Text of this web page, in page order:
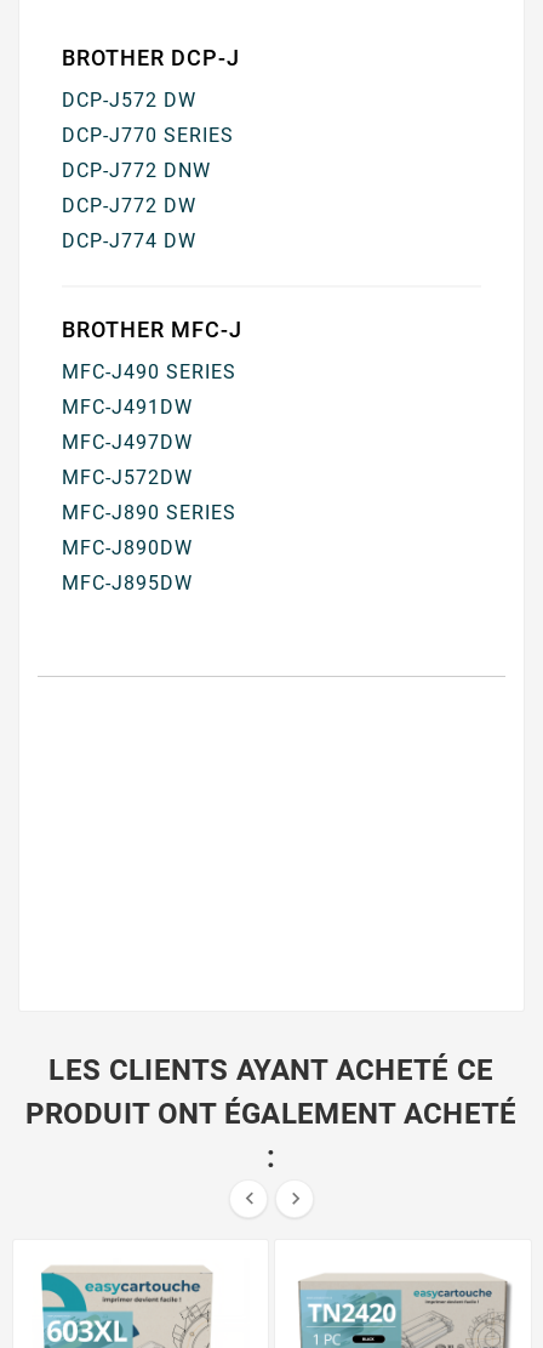
BROTHER DCP-J
DCP-J572 DW
DCP-J770 SERIES
DCP-J772 DNW
DCP-J772 DW
DCP-J774 DW
BROTHER MFC-J
MFC-J490 SERIES
MFC-J491DW
MFC-J497DW
MFC-J572DW
MFC-J890 SERIES
MFC-J890DW
MFC-J895DW
LES CLIENTS AYANT ACHETÉ CE
PRODUIT ONT ÉGALEMENT ACHETÉ
:
 